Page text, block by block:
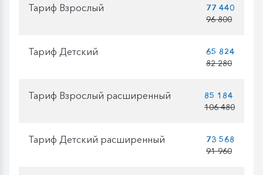
Тариф Взрослый
77 440
96 800
Тариф Детский
65 824
82 280
Тариф Взрослый расширенный
85 184
106 480
Тариф Детский расширенный
73 568
91 960